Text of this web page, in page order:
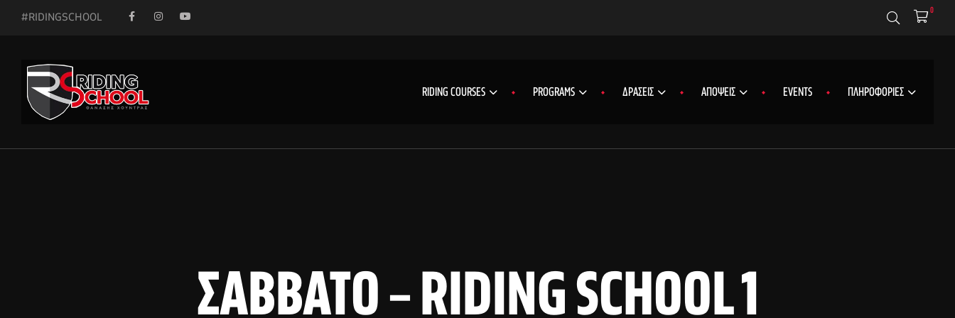
#RIDINGSCHOOL 0
RIDING COURSES PROGRAMS ΔΡΑΣΕΙΣ ΑΠΟΨΕΙΣ EVENTS ΠΛΗΡΟΦΟΡΙΕΣ
ΣΑΒΒΑΤΟ – RIDING SCHOOL 1